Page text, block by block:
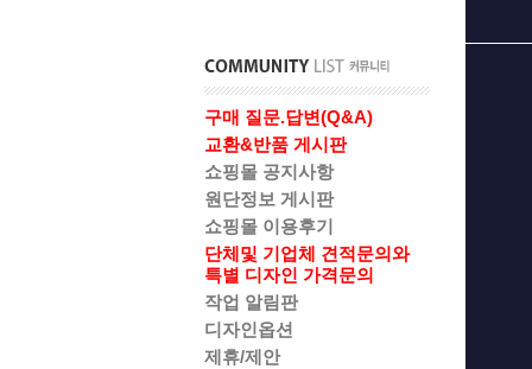
구매 질문.답변(Q&A)
교환&반품 게시판
쇼핑몰 공지사항
원단정보 게시판
쇼핑몰 이용후기
단체및 기업체 견적문의와
특별 디자인 가격문의
작업 알림판
디자인옵션
제휴/제안